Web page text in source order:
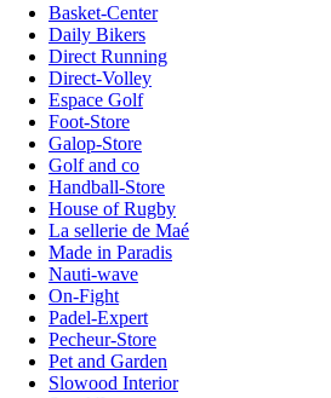
Basket-Center
Daily Bikers
Direct Running
Direct-Volley
Espace Golf
Foot-Store
Galop-Store
Golf and co
Handball-Store
House of Rugby
La sellerie de Maé
Made in Paradis
Nauti-wave
On-Fight
Padel-Expert
Pecheur-Store
Pet and Garden
Slowood Interior